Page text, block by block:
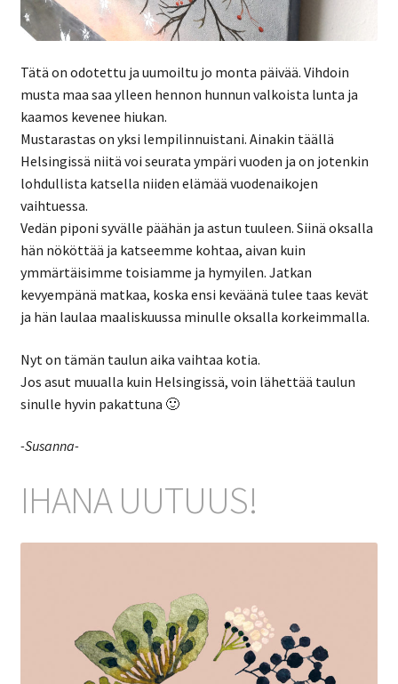
Tätä on odotettu ja uumoiltu jo monta päivää. Vihdoin
musta maa saa ylleen hennon hunnun valkoista lunta ja
kaamos kevenee hiukan.
Mustarastas on yksi lempilinnuistani. Ainakin täällä
Helsingissä niitä voi seurata ympäri vuoden ja on jotenkin
lohdullista katsella niiden elämää vuodenaikojen
vaihtuessa.
Vedän piponi syvälle päähän ja astun tuuleen. Siinä oksalla
hän nököttää ja katseemme kohtaa, aivan kuin
ymmärtäisimme toisiamme ja hymyilen. Jatkan
kevyempänä matkaa, koska ensi keväänä tulee taas kevät
ja hän laulaa maaliskuussa minulle oksalla korkeimmalla.
Nyt on tämän taulun aika vaihtaa kotia.
Jos asut muualla kuin Helsingissä, voin lähettää taulun
sinulle hyvin pakattuna 🙂
-Susanna-
IHANA UUTUUS!